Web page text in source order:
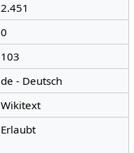
2.451
0
103
de - Deutsch
Wikitext
Erlaubt